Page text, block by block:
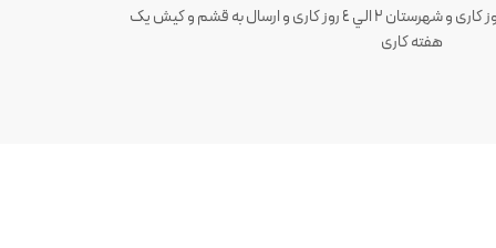
ارسال سفارش های تهران 1 الی 3 روز کاری و شهرستان ٢ الي ٤ روز کاری و ارسال به قشم و کیش یک
هفته کاری